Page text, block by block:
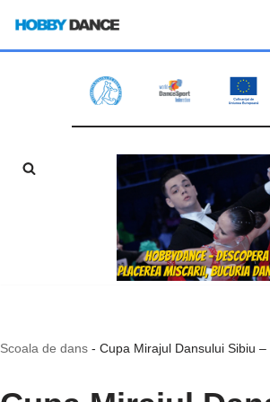
Sari
Scoala de dans - Cupa Mirajul Dansului Sibiu